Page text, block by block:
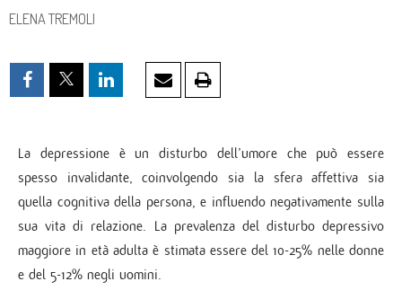
ELENA TREMOLI
La depressione è un disturbo dell’umore che può essere
spesso invalidante, coinvolgendo sia la sfera affettiva sia
quella cognitiva della persona, e influendo negativamente sulla
sua vita di relazione. La prevalenza del disturbo depressivo
maggiore in età adulta è stimata essere del 10-25% nelle donne
e del 5-12% negli uomini.